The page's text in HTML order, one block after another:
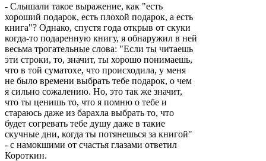
- Слышали такое выражение, как "есть
хороший подарок, есть плохой подарок, а есть
книга"? Однако, спустя года открыв от скуки
когда-то подаренную книгу, я обнаружил в ней
весьма трогательные слова: "Если ты читаешь
эти строки, то, значит, ты хорошо понимаешь,
что в той суматохе, что происходила, у меня
не было времени выбрать тебе подарок, о чем
я сильно сожалению. Но, это так же значит,
что ты ценишь то, что я помню о тебе и
стараюсь даже из барахла выбрать то, что
будет согревать тебе душу даже в такие
скучные дни, когда ты потянешься за книгой"
- с намокшими от счастья глазами ответил
Короткин.